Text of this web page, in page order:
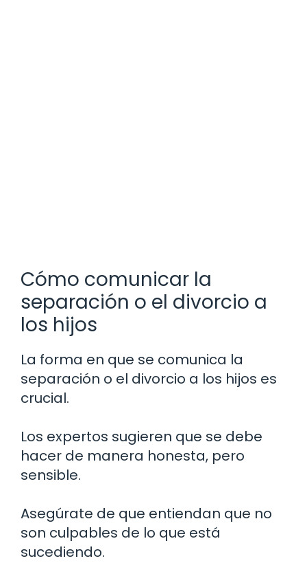
Cómo comunicar la
separación o el divorcio a
los hijos
La forma en que se comunica la
separación o el divorcio a los hijos es
crucial.
Los expertos sugieren que se debe
hacer de manera honesta, pero
sensible.
Asegúrate de que entiendan que no
son culpables de lo que está
sucediendo.